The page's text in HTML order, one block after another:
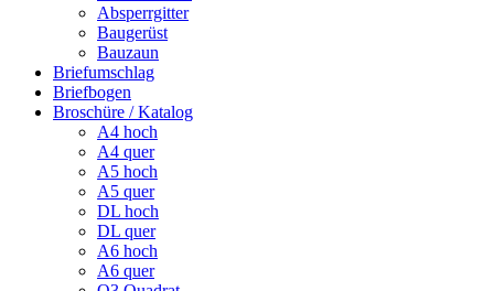
Absperrgitter
Baugerüst
Bauzaun
Briefumschlag
Briefbogen
Broschüre / Katalog
A4 hoch
A4 quer
A5 hoch
A5 quer
DL hoch
DL quer
A6 hoch
A6 quer